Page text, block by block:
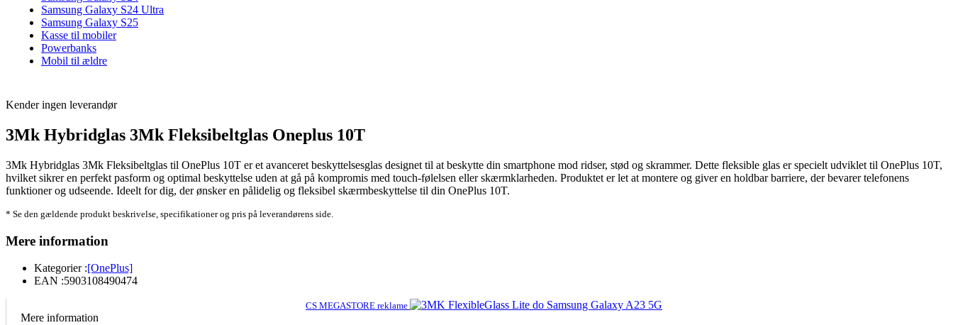
Samsung Galaxy S24 Ultra
Samsung Galaxy S25
Kasse til mobiler
Powerbanks
Mobil til ældre
Kender ingen leverandør
3Mk Hybridglas 3Mk Fleksibeltglas Oneplus 10T
3Mk Hybridglas 3Mk Fleksibeltglas til OnePlus 10T er et avanceret beskyttelsesglas designet til at beskytte din smartphone mod ridser, stød og skrammer. Dette fleksible glas er specielt udviklet til OnePlus 10T,
hvilket sikrer en perfekt pasform og optimal beskyttelse uden at gå på kompromis med touch-følelsen eller skærmklarheden. Produktet er let at montere og giver en holdbar barriere, der bevarer telefonens
funktioner og udseende. Ideelt for dig, der ønsker en pålidelig og fleksibel skærmbeskyttelse til din OnePlus 10T.
* Se den gældende produkt beskrivelse, specifikationer og pris på leverandørens side.
Mere information
Kategorier :[OnePlus]
EAN :5903108490474
CS MEGASTORE reklame
Mere information